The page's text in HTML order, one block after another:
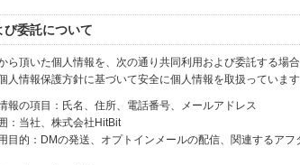
委託について
ら頂いた個人情報を、次の通り共同利用および委託する場
人情報保護方針に基づいて安全に個人情報を取扱っています
報の項目：氏名、住所、電話番号、メールアドレス
：当社、株式会社HitBit
目的：DMの発送、オプトインメールの配信、関連するア